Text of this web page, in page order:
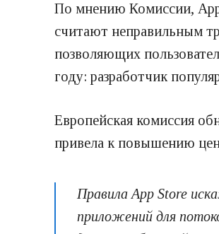
По мнению Комиссии,
считают неправильным
позволяющих
году: разработчик
Европейская комиссия
привела к повышению
Правила App Store
приложений для